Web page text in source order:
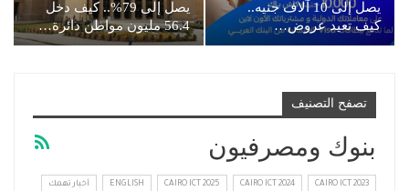
يصل إلى 10 آلاف جنيه..
كيف تعيد عروض…
يصل إلى 79%.. كيف دخل
56.4 مليون مواطن دائرة…
تصفح التصنيف
بنوك ومصرفيون
CAIRO ICT 2023
CAIRO ICT 2024
CAIRO ICT 2025
ENGLISH أخبار تهمك